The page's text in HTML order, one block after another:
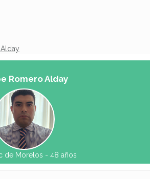
Romero Alday
de Morelos - 48 años